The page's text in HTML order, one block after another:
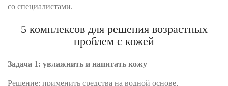
со специалистами.
5 комплексов для решения возрастных
проблем с кожей
Задача 1: увлажнить и напитать кожу
Решение: применить средства на водной основе,